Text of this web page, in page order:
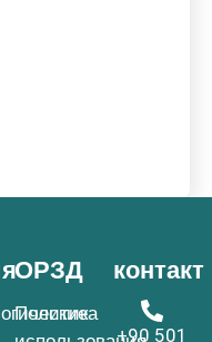
ОРЗД
Политика
контакт
+90 501